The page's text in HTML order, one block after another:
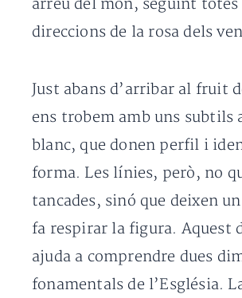
arreu del món, seguint totes
direccions de la rosa dels
Just abans d’arribar al fruit
ens trobem amb uns subtils
blanc, que donen perfil i
forma. Les línies, però, no
tancades, sinó que deixen
fa respirar la figura. Aquest
ajuda a comprendre dues
fonamentals de l’Església.